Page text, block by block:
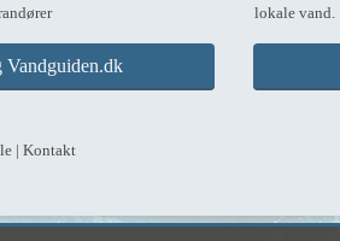
Vandguiden.dk
lokale vand.
| Kontakt